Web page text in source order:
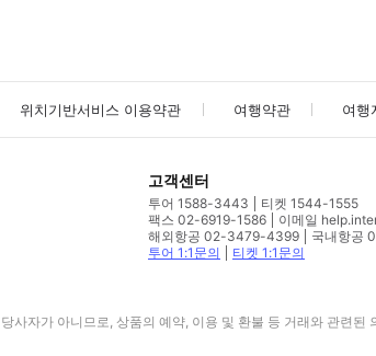
위치기반서비스 이용약관 여행약관 여행
고객센터
투어 1588-3443
티켓 1544-1555
팩스 02-6919-1586
이메일
해외항공 02-3479-4399
국내항공
투어 1:1문의
티켓 1:1문의
사자가 아니므로, 상품의 예약, 이용 및 환불 등 거래와 관련된